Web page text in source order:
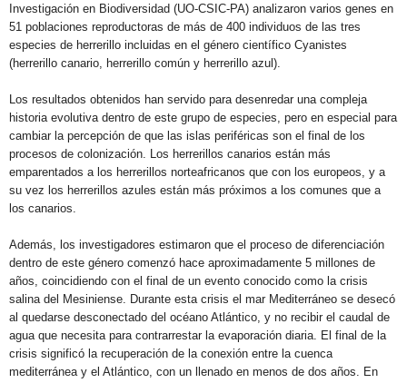
Investigación en Biodiversidad (UO-CSIC-PA) analizaron varios genes en
51 poblaciones reproductoras de más de 400 individuos de las tres
especies de herrerillo incluidas en el género científico Cyanistes
(herrerillo canario, herrerillo común y herrerillo azul).
Los resultados obtenidos han servido para desenredar una compleja
historia evolutiva dentro de este grupo de especies, pero en especial para
cambiar la percepción de que las islas periféricas son el final de los
procesos de colonización. Los herrerillos canarios están más
emparentados a los herrerillos norteafricanos que con los europeos, y a
su vez los herrerillos azules están más próximos a los comunes que a
los canarios.
Además, los investigadores estimaron que el proceso de diferenciación
dentro de este género comenzó hace aproximadamente 5 millones de
años, coincidiendo con el final de un evento conocido como la crisis
salina del Mesiniense. Durante esta crisis el mar Mediterráneo se desecó
al quedarse desconectado del océano Atlántico, y no recibir el caudal de
agua que necesita para contrarrestar la evaporación diaria. El final de la
crisis significó la recuperación de la conexión entre la cuenca
mediterránea y el Atlántico, con un llenado en menos de dos años. En